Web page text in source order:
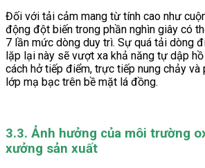
Đối với tải cảm mang từ tính cao như
động đột biến trong phần nghìn giây có
7 lần mức dòng duy trì. Sự quá tải dòng
lặp lại này sẽ vượt xa khả năng tự dập
cách hở tiếp điểm, trực tiếp nung chảy và
lớp mạ bạc trên bề mặt lá đồng.
3.3. Ảnh hưởng của môi trường
xưởng sản xuất